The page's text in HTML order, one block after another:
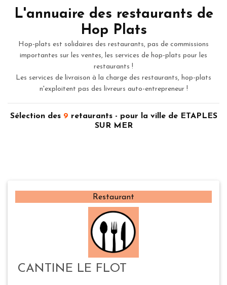
L'annuaire des restaurants de
Hop Plats
Hop-plats est solidaires des restaurants, pas de commissions
importantes sur les ventes, les services de hop-plats pour les
restaurants !
Les services de livraison à la charge des restaurants, hop-plats
n'exploitent pas des livreurs auto-entrepreneur !
Sélection des 9 retaurants - pour la ville de ETAPLES
SUR MER
Restaurant
CANTINE LE FLOT